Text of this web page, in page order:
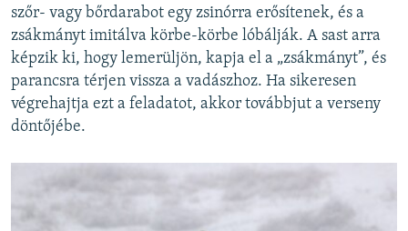
szőr- vagy bőrdarabot egy zsinórra erősítenek, és a
zsákmányt imitálva körbe-körbe lóbálják. A sast arra
képzik ki, hogy lemerüljön, kapja el a „zsákmányt”, és
parancsra térjen vissza a vadászhoz. Ha sikeresen
végrehajtja ezt a feladatot, akkor továbbjut a verseny
döntőjébe.